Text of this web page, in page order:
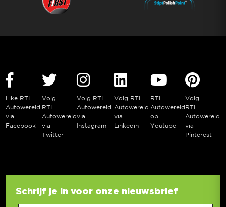
Like RTL
Autowereld
via
Facebook
Volg
RTL
Autowereld
via
Twitter
Volg RTL
Autowereld
via
Instagram
Volg RTL
Autowereld
via
Linkedin
RTL
Autowereld
op
Youtube
Volg
RTL
Autowereld
via
Pinterest
Schrijf je in voor onze nieuwsbrief